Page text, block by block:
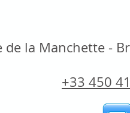
de la Manchette -
+33 450